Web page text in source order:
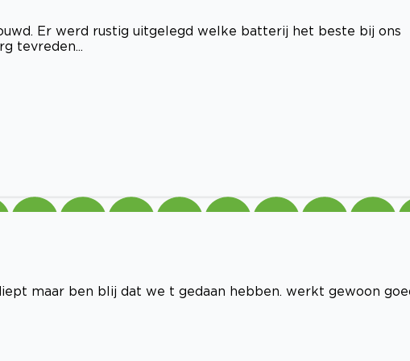
Er werd rustig uitgelegd welke batterij het beste bij ons
tevreden...
maar ben blij dat we t gedaan hebben. werkt gewoon